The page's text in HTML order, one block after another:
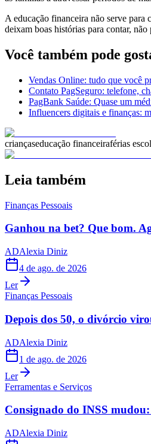
A educação financeira não serve para
deixam boas histórias para contar,
Você também pode
Vendas Online: tudo que você
Contato PagSeguro: telefone,
PagBank Saúde: Quase um
Influencers digitais e finanças:
criançaseducação financeiraférias
Leia também
Finanças Pessoais
Ganhou na bet? Que bom.
ADAlexia Diniz
4 de ago. de 2026
Ler
Finanças Pessoais
Depois dos 50, o divórcio
ADAlexia Diniz
1 de ago. de 2026
Ler
Ferramentas e Serviços
Consignado do INSS
ADAlexia Diniz